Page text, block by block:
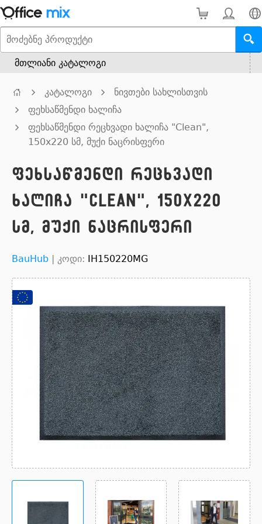
მთლიანი კატალოგი
კატალოგი
ნივთები სახლისთვის
ფეხსაწმენდი ხალიჩა
ფეხსაწმენდი რეცხვადი ხალიჩა "Clean",
150x220 სმ, მუქი ნაცრისფერი
ფეხსაწმენდი რეცხვადი
ხალიჩა "Clean", 150x220
სმ, მუქი ნაცრისფერი
BauHub | კოდი: IH150220MG